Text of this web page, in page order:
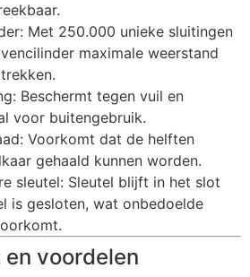
Met 250.000 unieke sluitingen
maximale weerstand
Beschermt tegen vuil en
voor buitengebruik.
Voorkomt dat de helften
gehaald kunnen worden.
sleutel: Sleutel blijft in het slot
is gesloten, wat onbedoelde
voordelen